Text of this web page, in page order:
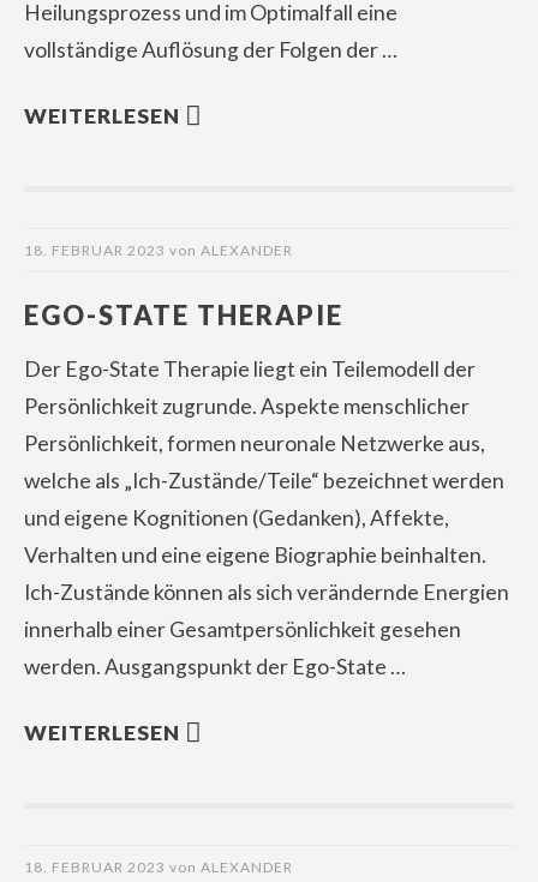
Heilungsprozess und im Optimalfall eine
vollständige Auflösung der Folgen der …
WEITERLESEN
18. FEBRUAR 2023 von ALEXANDER
EGO-STATE THERAPIE
Der Ego-State Therapie liegt ein Teilemodell der
Persönlichkeit zugrunde. Aspekte menschlicher
Persönlichkeit, formen neuronale Netzwerke aus,
welche als „Ich-Zustände/Teile“ bezeichnet werden
und eigene Kognitionen (Gedanken), Affekte,
Verhalten und eine eigene Biographie beinhalten.
Ich-Zustände können als sich verändernde Energien
innerhalb einer Gesamtpersönlichkeit gesehen
werden. Ausgangspunkt der Ego-State …
WEITERLESEN
18. FEBRUAR 2023 von ALEXANDER